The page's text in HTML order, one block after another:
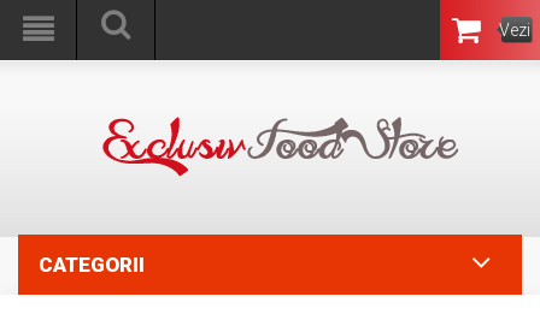
Vezi
Coşul
CATEGORII